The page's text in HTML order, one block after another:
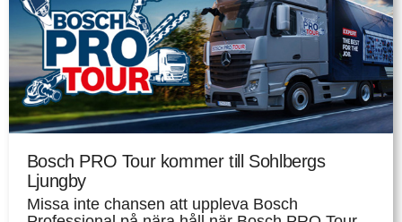
Bosch PRO Tour kommer till Sohlbergs
Ljungby
Missa inte chansen att uppleva Bosch